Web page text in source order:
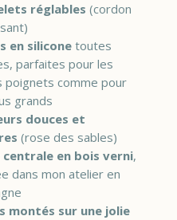
réglables (cordon
en silicone toutes
parfaites pour les
poignets comme pour
grands
douces et
(rose des sables)
centrale en bois verni,
dans mon atelier en
montés sur une jolie